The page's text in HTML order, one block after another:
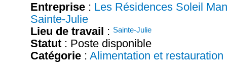
Entreprise : Les Résidences Soleil
Sainte-Julie
Lieu de travail : Sainte-Julie
Statut : Poste disponible
Catégorie : Alimentation et restauration